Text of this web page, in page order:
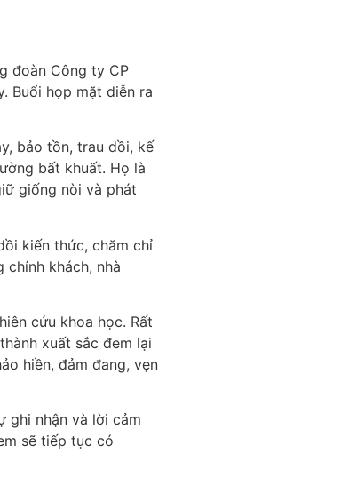
đoàn Công ty CP
Buổi họp mặt diễn ra
bảo tồn, trau dồi, kế
bất khuất. Họ là
giống nòi và phát
kiến thức, chăm chỉ
khách, nhà
cứu khoa học. Rất
xuất sắc đem lại
hiền, đảm đang, vẹn
ghi nhận và lời cảm
sẽ tiếp tục có